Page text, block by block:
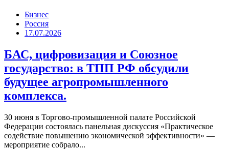
Бизнес
Россия
17.07.2026
БАС, цифровизация и Союзное
государство: в ТПП РФ обсудили
будущее агропромышленного
комплекса.
30 июня в Торгово-промышленной палате Российской
Федерации состоялась панельная дискуссия «Практическое
содействие повышению экономической эффективности» —
мероприятие собрало...